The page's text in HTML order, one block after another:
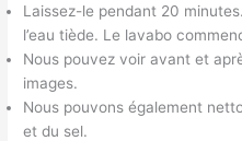
Laissez-le pendant 20
l’eau tiède. Le lavabo
Nous pouvez voir avant et
images.
Nous pouvons également
et du sel.